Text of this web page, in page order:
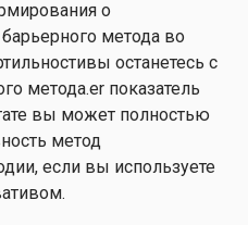
о
метода во
вы останетесь с
метода.er показатель
вы может полностью
метод
если вы используете